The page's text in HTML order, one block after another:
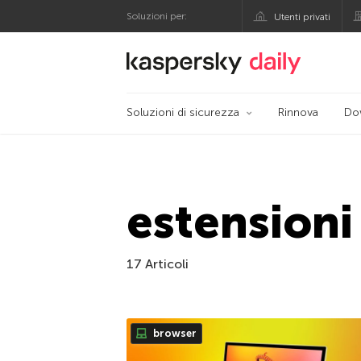
Soluzioni per: Utenti privati
Blog ufficiale di
Soluzioni di sicurezza Rinnova
estensioni
17 Articoli
browser